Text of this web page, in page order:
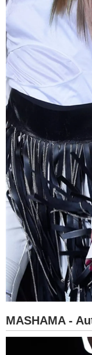
MASHAMA -